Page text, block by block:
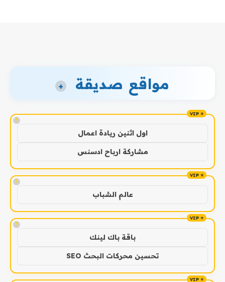
مواقع صديقة +
!
اول اثنين ريادة اعمال
مشاركة ارباح ادسنس
!
عالم الشباب
!
باقة باك لينك
تحسين محركات البحث SEO